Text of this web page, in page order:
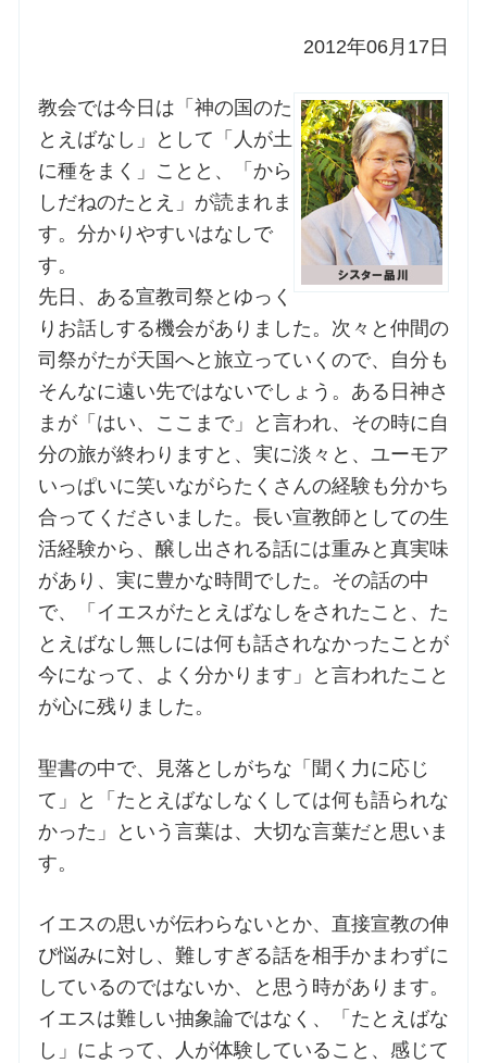
小池神父の講座
森田神父の講座
シスター中島の講座
教区カテキスタの講座
三田助祭の講座
オルガンメディテーション
お問合せ
交通・アクセス
ご利用にあたって
2012年06月17日
教会では今日は「神の国のた
とえばなし」として「人が土
に種をまく」ことと、「から
しだねのたとえ」が読まれま
す。分かりやすいはなしで
す。
先日、ある宣教司祭とゆっく
りお話しする機会がありました。次々と仲間の
司祭がたが天国へと旅立っていくので、自分も
そんなに遠い先ではないでしょう。ある日神さ
まが「はい、ここまで」と言われ、その時に自
分の旅が終わりますと、実に淡々と、ユーモア
いっぱいに笑いながらたくさんの経験も分かち
合ってくださいました。長い宣教師としての生
活経験から、醸し出される話には重みと真実味
があり、実に豊かな時間でした。その話の中
で、「イエスがたとえばなしをされたこと、た
とえばなし無しには何も話されなかったことが
今になって、よく分かります」と言われたこと
が心に残りました。
聖書の中で、見落としがちな「聞く力に応じ
て」と「たとえばなしなくしては何も語られな
かった」という言葉は、大切な言葉だと思いま
す。
イエスの思いが伝わらないとか、直接宣教の伸
び悩みに対し、難しすぎる話を相手かまわずに
しているのではないか、と思う時があります。
イエスは難しい抽象論ではなく、「たとえばな
し」によって、人が体験していること、感じて